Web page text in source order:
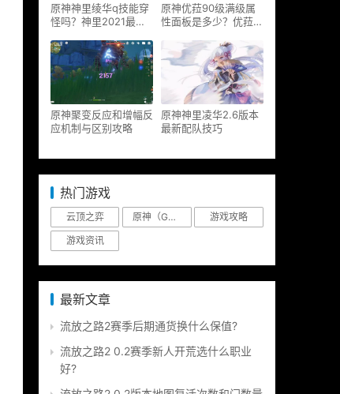
原神神里绫华q技能穿
怪吗？神里2021最新
原神优菈90级满级属
性面板是多少？优菈大
原神聚变反应和增幅反
应机制与区别攻略
原神神里凌华2.6版本
最新配队技巧
热门游戏
云顶之弈 原神（Genshin Impact）
游戏攻略
游戏资讯
最新文章
流放之路2赛季后期通货换什么保值?
流放之路2 0.2赛季新人开荒选什么职业
好?